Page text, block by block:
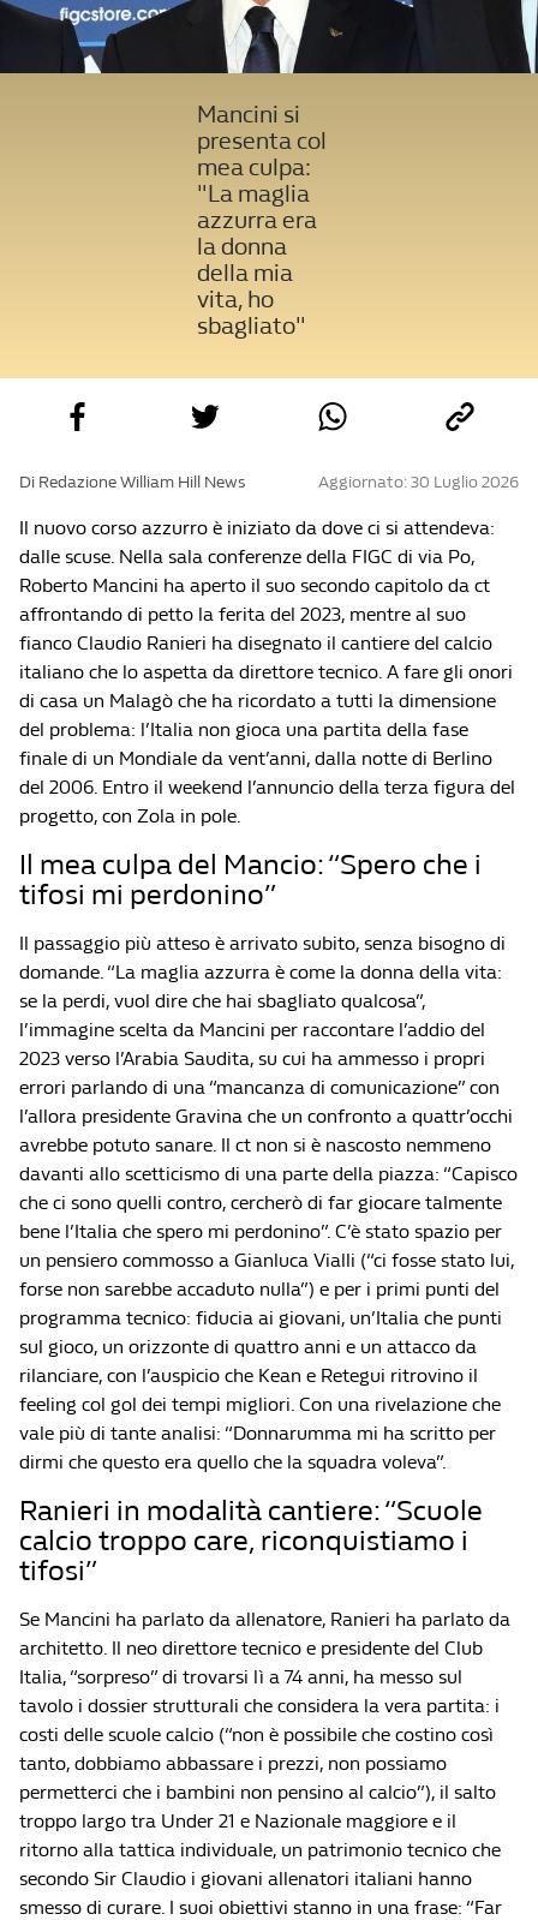
Mancini si
presenta col
mea culpa:
"La maglia
azzurra era
la donna
della mia
vita, ho
sbagliato"
Di Redazione William Hill News Aggiornato: 30 Luglio 2026
Il nuovo corso azzurro è iniziato da dove ci si attendeva:
dalle scuse. Nella sala conferenze della FIGC di via Po,
Roberto Mancini ha aperto il suo secondo capitolo da ct
affrontando di petto la ferita del 2023, mentre al suo
fianco Claudio Ranieri ha disegnato il cantiere del calcio
italiano che lo aspetta da direttore tecnico. A fare gli onori
di casa un Malagò che ha ricordato a tutti la dimensione
del problema: l’Italia non gioca una partita della fase
finale di un Mondiale da vent’anni, dalla notte di Berlino
del 2006. Entro il weekend l’annuncio della terza figura del
progetto, con Zola in pole.
Il mea culpa del Mancio: “Spero che i
tifosi mi perdonino”
Il passaggio più atteso è arrivato subito, senza bisogno di
domande. “La maglia azzurra è come la donna della vita:
se la perdi, vuol dire che hai sbagliato qualcosa”,
l’immagine scelta da Mancini per raccontare l’addio del
2023 verso l’Arabia Saudita, su cui ha ammesso i propri
errori parlando di una “mancanza di comunicazione” con
l’allora presidente Gravina che un confronto a quattr’occhi
avrebbe potuto sanare. Il ct non si è nascosto nemmeno
davanti allo scetticismo di una parte della piazza: “Capisco
che ci sono quelli contro, cercherò di far giocare talmente
bene l’Italia che spero mi perdonino”. C’è stato spazio per
un pensiero commosso a Gianluca Vialli (“ci fosse stato lui,
forse non sarebbe accaduto nulla”) e per i primi punti del
programma tecnico: fiducia ai giovani, un’Italia che punti
sul gioco, un orizzonte di quattro anni e un attacco da
rilanciare, con l’auspicio che Kean e Retegui ritrovino il
feeling col gol dei tempi migliori. Con una rivelazione che
vale più di tante analisi: “Donnarumma mi ha scritto per
dirmi che questo era quello che la squadra voleva”.
Ranieri in modalità cantiere: “Scuole
calcio troppo care, riconquistiamo i
tifosi”
Se Mancini ha parlato da allenatore, Ranieri ha parlato da
architetto. Il neo direttore tecnico e presidente del Club
Italia, “sorpreso” di trovarsi lì a 74 anni, ha messo sul
tavolo i dossier strutturali che considera la vera partita: i
costi delle scuole calcio (“non è possibile che costino così
tanto, dobbiamo abbassare i prezzi, non possiamo
permetterci che i bambini non pensino al calcio”), il salto
troppo largo tra Under 21 e Nazionale maggiore e il
ritorno alla tattica individuale, un patrimonio tecnico che
secondo Sir Claudio i giovani allenatori italiani hanno
smesso di curare. I suoi obiettivi stanno in una frase: “Far